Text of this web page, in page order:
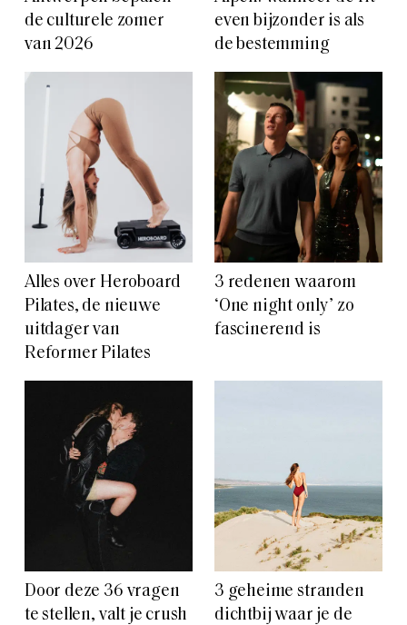
de culturele zomer
van 2026
even bijzonder is als
de bestemming
Alles over Heroboard
Pilates, de nieuwe
uitdager van
Reformer Pilates
3 redenen waarom
‘One night only’ zo
fascinerend is
Door deze 36 vragen
te stellen, valt je crush
3 geheime stranden
dichtbij waar je de